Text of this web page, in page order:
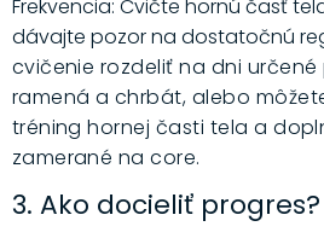
Frekvencia: Cvičte hornú časť
dávajte pozor na dostatočnú
cvičenie rozdeliť na dni
ramená a chrbát, alebo
tréning hornej časti tela a
zamerané na core.
3. Ako docieliť progres?